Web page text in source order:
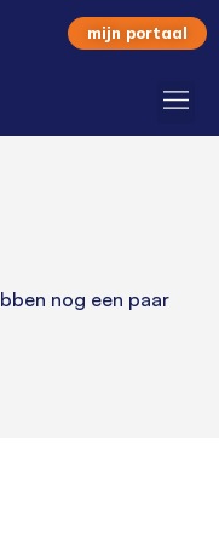
mijn portaal
nog een paar